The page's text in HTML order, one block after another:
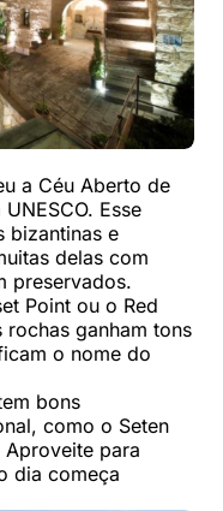
a Céu Aberto de
Esse
bizantinas e
delas com
preservados.
Point ou o Red
ganham tons
o nome do
bons
como o Seten
Aproveite para
dia começa